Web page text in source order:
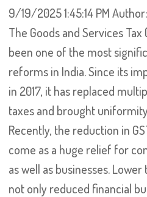
9/19/2025 1:45:14 PM
The Goods and Services Tax
been one of the most
reforms in India. Since its
in 2017, it has replaced
taxes and brought
Recently, the reduction in
come as a huge relief for
as well as businesses.
not only reduced financial